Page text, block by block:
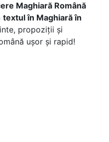
Maghiară Română
textul în Maghiară în
propoziții și
ușor și rapid!